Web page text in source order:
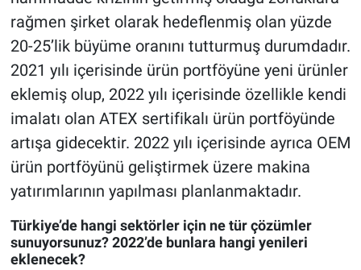
rağmen şirket olarak hedeflenmiş olan yüzde
20-25’lik büyüme oranını tutturmuş durumdadır.
2021 yılı içerisinde ürün portföyüne yeni ürünler
eklemiş olup, 2022 yılı içerisinde özellikle kendi
imalatı olan ATEX sertifikalı ürün portföyünde
artışa gidecektir. 2022 yılı içerisinde ayrıca OEM
ürün portföyünü geliştirmek üzere makina
yatırımlarının yapılması planlanmaktadır.
Türkiye’de hangi sektörler için ne tür çözümler
sunuyorsunuz? 2022’de bunlara hangi yenileri
eklenecek?